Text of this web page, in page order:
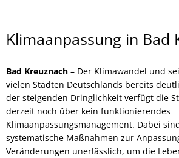
Klimaanpassung
Klimaanpassung in Bad
Bad Kreuznach – Der Klimawandel und
vielen Städten Deutschlands bereits
der steigenden Dringlichkeit verfügt die
derzeit noch über kein funktionierendes
Klimaanpassungsmanagement. Dabei
systematische Maßnahmen zur
Veränderungen unerlässlich, um die